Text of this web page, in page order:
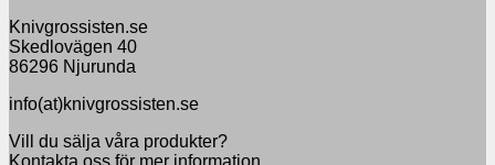
Knivgrossisten.se
Skedlovägen 40
86296 Njurunda
info(at)knivgrossisten.se
Vill du sälja våra produkter?
Kontakta oss för mer information.